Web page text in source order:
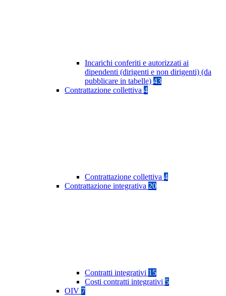
Incarichi conferiti e autorizzati ai
dipendenti (dirigenti e non dirigenti) (da
pubblicare in tabelle) 43
Contrattazione collettiva 4
Contrattazione collettiva 4
Contrattazione integrativa 20
Contratti integrativi 15
Costi contratti integrativi 5
OIV 7